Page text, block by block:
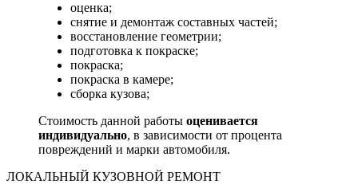
оценка;
снятие и демонтаж составных частей;
восстановление геометрии;
подготовка к покраске;
покраска;
покраска в камере;
сборка кузова;
Стоимость данной работы оценивается
индивидуально, в зависимости от процента
повреждений и марки автомобиля.
ЛОКАЛЬНЫЙ КУЗОВНОЙ РЕМОНТ